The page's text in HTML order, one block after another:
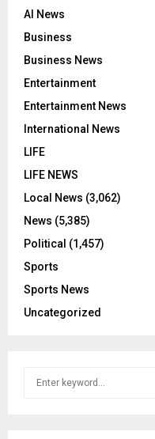
AI News
Business
Business News
Entertainment
Entertainment News
International News
LIFE
LIFE NEWS
Local News (3,062)
News (5,385)
Political (1,457)
Sports
Sports News
Uncategorized